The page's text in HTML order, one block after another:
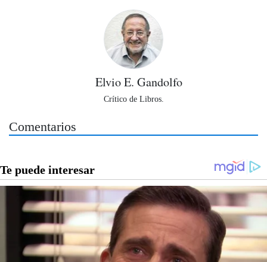
Elvio E. Gandolfo
Crítico de Libros.
Comentarios